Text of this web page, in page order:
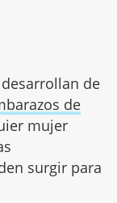
de
de
mujer
surgir para